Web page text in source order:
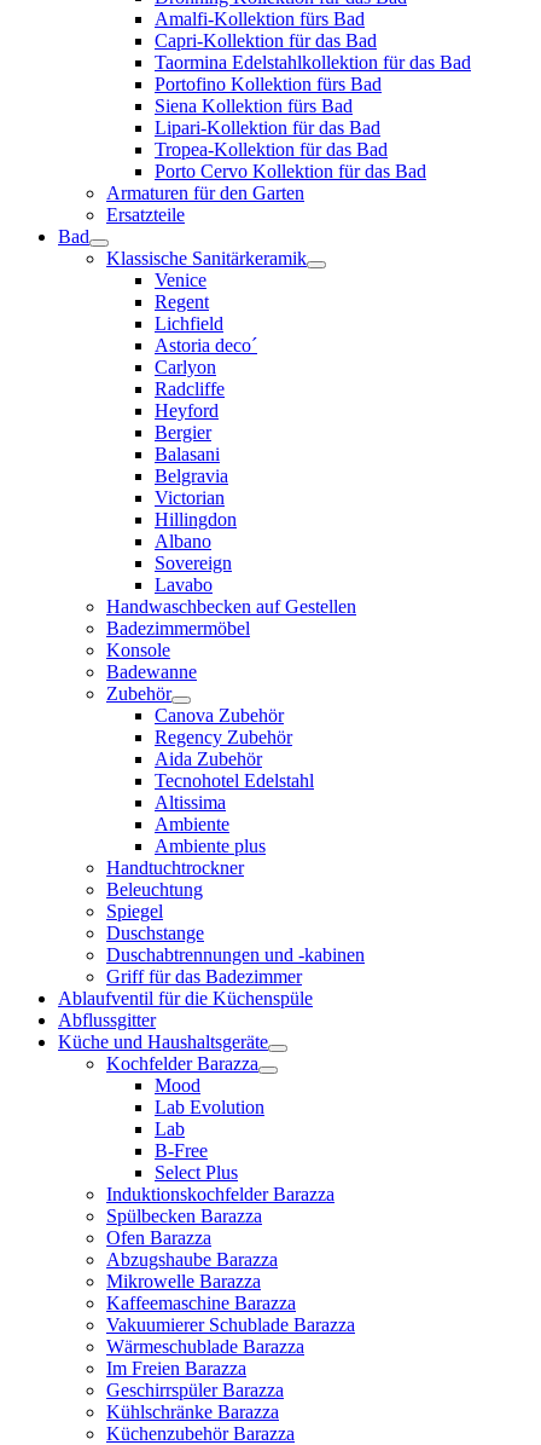
Amalfi-Kollektion fürs Bad
Capri-Kollektion für das Bad
Taormina Edelstahlkollektion für das Bad
Portofino Kollektion fürs Bad
Siena Kollektion fürs Bad
Lipari-Kollektion für das Bad
Tropea-Kollektion für das Bad
Porto Cervo Kollektion für das Bad
Armaturen für den Garten
Ersatzteile
Bad
Klassische Sanitärkeramik
Venice
Regent
Lichfield
Astoria deco´
Carlyon
Radcliffe
Heyford
Bergier
Balasani
Belgravia
Victorian
Hillingdon
Albano
Sovereign
Lavabo
Handwaschbecken auf Gestellen
Badezimmermöbel
Konsole
Badewanne
Zubehör
Canova Zubehör
Regency Zubehör
Aida Zubehör
Tecnohotel Edelstahl
Altissima
Ambiente
Ambiente plus
Handtuchtrockner
Beleuchtung
Spiegel
Duschstange
Duschabtrennungen und -kabinen
Griff für das Badezimmer
Ablaufventil für die Küchenspüle
Abflussgitter
Küche und Haushaltsgeräte
Kochfelder Barazza
Mood
Lab Evolution
Lab
B-Free
Select Plus
Induktionskochfelder Barazza
Spülbecken Barazza
Ofen Barazza
Abzugshaube Barazza
Mikrowelle Barazza
Kaffeemaschine Barazza
Vakuumierer Schublade Barazza
Wärmeschublade Barazza
Im Freien Barazza
Geschirrspüler Barazza
Kühlschränke Barazza
Küchenzubehör Barazza